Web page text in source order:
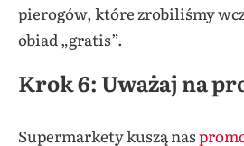
pierogów, które zrobiliśmy
obiad „gratis”.
Krok 6: Uważaj na
Supermarkety kuszą nas